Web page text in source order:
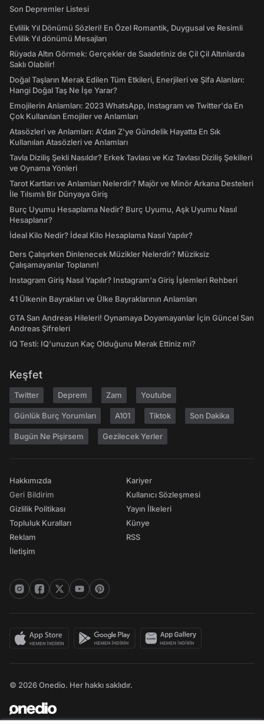
Son Depremler Listesi
Evlilik Yıl Dönümü Sözleri! En Özel Romantik, Duygusal ve Resimli
Evlilik Yıl dönümü Mesajları
Rüyada Altın Görmek: Gerçekler de Saadetiniz de Çil Çil Altınlarda
Saklı Olabilir!
Doğal Taşların Merak Edilen Tüm Etkileri, Enerjileri ve Şifa Alanları:
Hangi Doğal Taş Ne İşe Yarar?
Emojilerin Anlamları: 2023 WhatsApp, Instagram ve Twitter'da En
Çok Kullanılan Emojiler ve Anlamları
Atasözleri ve Anlamları: A'dan Z'ye Gündelik Hayatta En Sık
Kullanılan Atasözleri ve Anlamları
Tavla Diziliş Şekli Nasıldır? Erkek Tavlası ve Kız Tavlası Diziliş Şekilleri
ve Oynama Yönleri
Tarot Kartları ve Anlamları Nelerdir? Majör ve Minör Arkana Desteleri
İle Tılsımlı Bir Dünyaya Giriş
Burç Uyumu Hesaplama Nedir? Burç Uyumu, Aşk Uyumu Nasıl
Hesaplanır?
İdeal Kilo Nedir? İdeal Kilo Hesaplama Nasıl Yapılır?
Ders Çalışırken Dinlenecek Müzikler Nelerdir? Müziksiz
Çalışamayanlar Toplanın!
Instagram Giriş Nasıl Yapılır? Instagram'a Giriş İşlemleri Rehberi
41 Ülkenin Bayrakları ve Ülke Bayraklarının Anlamları
GTA San Andreas Hileleri! Oynamaya Doyamayanlar İçin Güncel San
Andreas Şifreleri
IQ Testi: IQ'unuzun Kaç Olduğunu Merak Ettiniz mi?
Keşfet
Twitter Deprem Zam Youtube
Günlük Burç Yorumları A101 Tiktok Son Dakika
Bugün Ne Pişirsem Gezilecek Yerler
Hakkımızda
Geri Bildirim
Gizlilik Politikası
Topluluk Kuralları
Reklam
İletişim
Kariyer
Kullanıcı Sözleşmesi
Yayın İlkeleri
Künye
RSS
© 2026 Onedio. Her hakkı saklıdır.